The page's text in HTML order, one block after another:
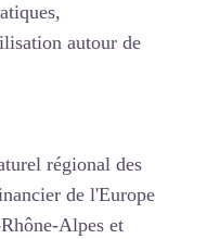
autour de
régional des
de l'Europe
Alpes et